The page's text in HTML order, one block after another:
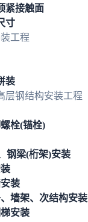
紧接触面
寸
工程
装
层钢结构安装工程
栓(锚栓)
钢梁(桁架)安装
装
墙架、次结构安装
安装